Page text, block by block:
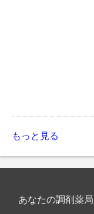
もっと見る
あなたの調剤薬局